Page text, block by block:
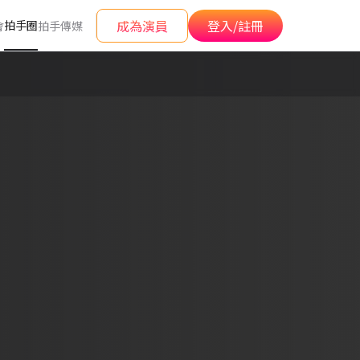
拍手圈拍手傳媒 成為演員 登入/註冊